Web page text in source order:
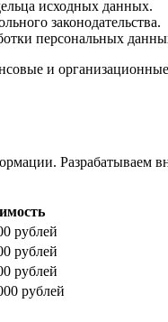
исходных данных.
законодательства.
персональных
и
Разрабатываем
рублей
рублей
рублей
рублей